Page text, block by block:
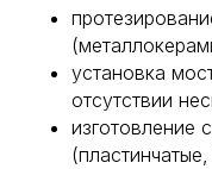
установка
отсутствии
изготовление